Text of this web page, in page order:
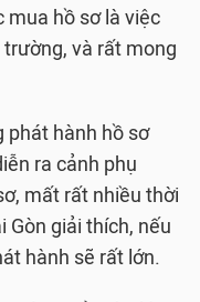
mua hồ sơ là việc
và rất mong
phát hành hồ sơ
ra cảnh phụ
mất rất nhiều thời
Gòn giải thích, nếu
hành sẽ rất lớn.